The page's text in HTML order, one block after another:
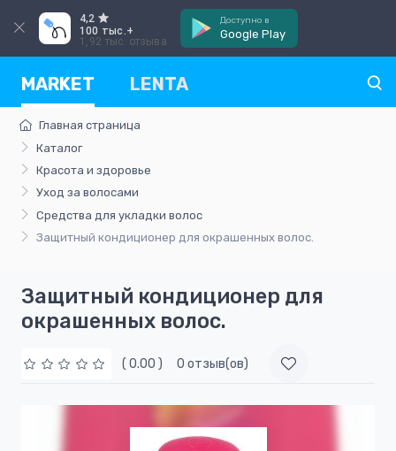
4,2
100 тыс.+
1,92 тыс. отзыва
Доступно в
Google Play
MARKET LENTA
Главная страница
Каталог
Красота и здоровье
Уход за волосами
Средства для укладки волос
Защитный кондиционер для окрашенных волос.
Защитный кондиционер для
окрашенных волос.
( 0.00 ) 0 отзыв(ов)